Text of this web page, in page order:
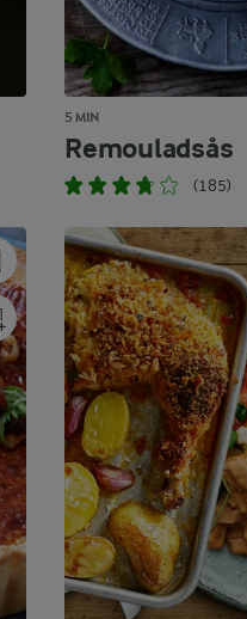
5 MIN
Remouladsås
(185)